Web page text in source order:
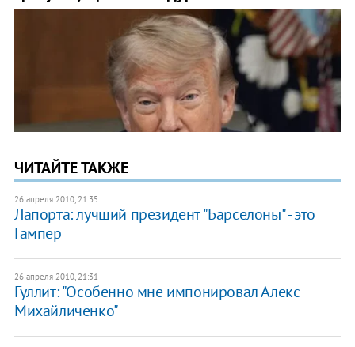
ЧИТАЙТЕ ТАКЖЕ
26 апреля 2010, 21:35
Лапорта: лучший президент "Барселоны" - это
Гампер
26 апреля 2010, 21:31
Гуллит: "Особенно мне импонировал Алекс
Михайличенко"